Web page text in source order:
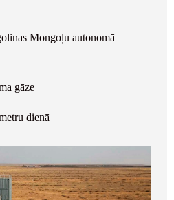
Mongoļu autonomā
gāze
dienā